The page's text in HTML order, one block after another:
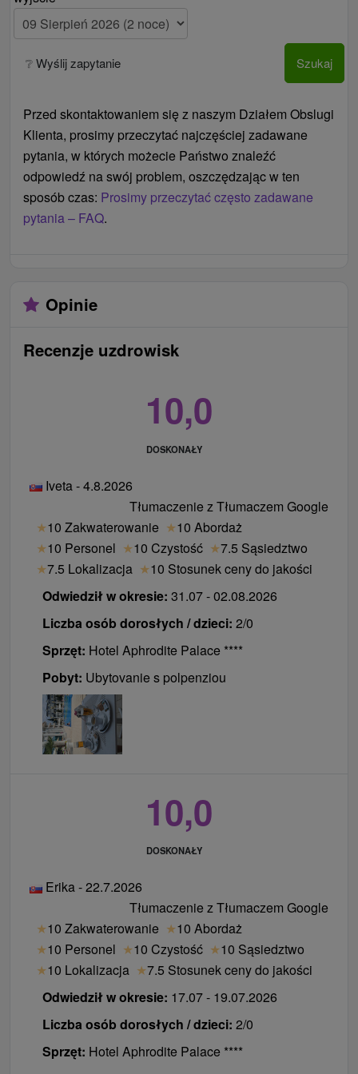
Dzieciom poniżej 2,99 lat bezpłatnie / nie
przysługuje zakwaterowanie, wyżywienie i
Łóżeczko dziecięce na życzenie bezpłatnie.
zakwaterowanie, śniadanie i kolacja, dostęp do
wody, Świata Sauny i sprawności przez cały
dzień.
Sauna fińska jest zalecany dla dzieci w wieku do
12 lat, łaźnię parową można poddać mniejszych
dzieci od 4 lat.
Płatne na miejscu w dniu przyjazdu w recepcji:
dla określonej liczby pokoi, widoku lub balkonu,
uzupełnienie do wcześniejszego zameldowania
do godziny 07:00 - cena za pokój / noc, od godziny
09:00 - 30 % ceny pokoju za noc
późne wymeldowanie do godziny 14:00 - 40 %
ceny pokoju za noc, do godziny 18:00 - 50 % ceny
za pokój / noc, powyżej 18:00 - cena za pokój /
noc
konsultacja z lekarzem: 40 €, konsultacja z
obiad dorosły 24 € / dzień, dziecko 12 € / dzień
❔ Wyślij zapytanie Szukaj
Przed skontaktowaniem się z naszym Działem Obslugi
Klienta, prosimy przeczytać najczęściej zadawane
pytania, w których możecie Państwo znaleźć
odpowiedź na swój problem, oszczędzając w ten
sposób czas: Prosimy przeczytać często zadawane
pytania – FAQ.
Opinie
Recenzje uzdrowisk
10,0
DOSKONAŁY
Iveta - 4.8.2026
Tłumaczenie z Tłumaczem Google
★10 Zakwaterowanie ★10 Abordaż
★10 Personel ★10 Czystość ★7.5 Sąsiedztwo
★7.5 Lokalizacja ★10 Stosunek ceny do jakości
Odwiedził w okresie: 31.07 - 02.08.2026
Liczba osób dorosłych / dzieci: 2/0
Sprzęt: Hotel Aphrodite Palace ****
Pobyt: Ubytovanie s polpenziou
10,0
DOSKONAŁY
Erika - 22.7.2026
Tłumaczenie z Tłumaczem Google
★10 Zakwaterowanie ★10 Abordaż
★10 Personel ★10 Czystość ★10 Sąsiedztwo
★10 Lokalizacja ★7.5 Stosunek ceny do jakości
Odwiedził w okresie: 17.07 - 19.07.2026
Liczba osób dorosłych / dzieci: 2/0
Sprzęt: Hotel Aphrodite Palace ****